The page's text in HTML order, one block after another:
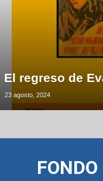
El regreso de
23 agosto, 2024